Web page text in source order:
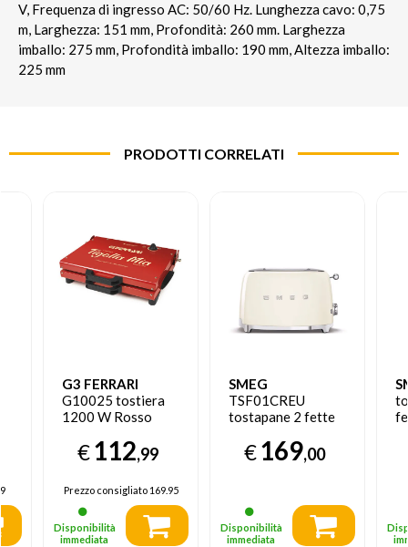
V, Frequenza di ingresso AC: 50/60 Hz. Lunghezza cavo: 0,75
m, Larghezza: 151 mm, Profondità: 260 mm. Larghezza
imballo: 275 mm, Profondità imballo: 190 mm, Altezza imballo:
225 mm
PRODOTTI CORRELATI
G3 FERRARI
G10025 tostiera
1200 W Rosso
€112,99
Prezzo consigliato169.95
Disponibilità
immediata
SMEG
TSF01CREU
tostapane 2 fette
€169,00
Disponibilità
immediata